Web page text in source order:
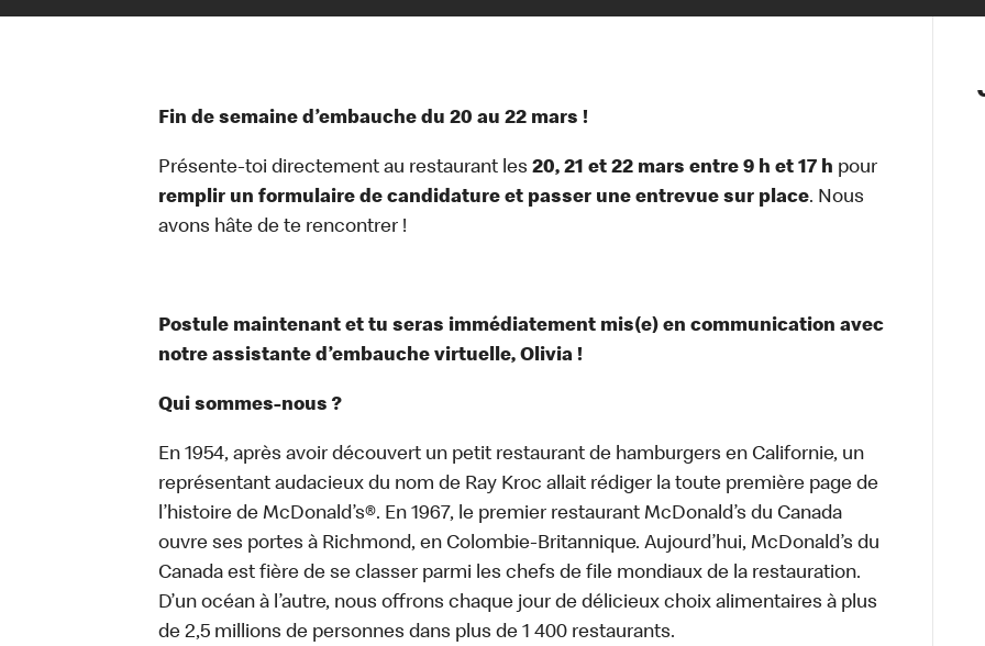
Fin de semaine d’embauche du 20 au 22 mars !
Présente-toi directement au restaurant les 20, 21 et 22 mars entre 9 h et 17 h pour
remplir un formulaire de candidature et passer une entrevue sur place. Nous
avons hâte de te rencontrer !
Postule maintenant et tu seras immédiatement mis(e) en communication avec
notre assistante d’embauche virtuelle, Olivia !
Qui sommes-nous ?
En 1954, après avoir découvert un petit restaurant de hamburgers en Californie, un
représentant audacieux du nom de Ray Kroc allait rédiger la toute première page de
l’histoire de McDonald’s®. En 1967, le premier restaurant McDonald’s du Canada
ouvre ses portes à Richmond, en Colombie-Britannique. Aujourd’hui, McDonald’s du
Canada est fière de se classer parmi les chefs de file mondiaux de la restauration.
D’un océan à l’autre, nous offrons chaque jour de délicieux choix alimentaires à plus
de 2,5 millions de personnes dans plus de 1 400 restaurants.